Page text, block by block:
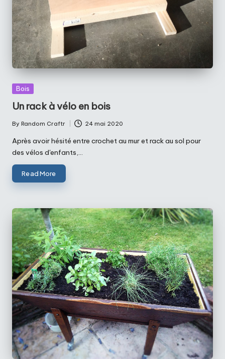
Posted
Bois
Un rack à vélo en bois
Posted
by
By Random Craftr 24 mai 2020
Après avoir hésité entre crochet au mur et rack au sol pour
des vélos d'enfants,…
Read More